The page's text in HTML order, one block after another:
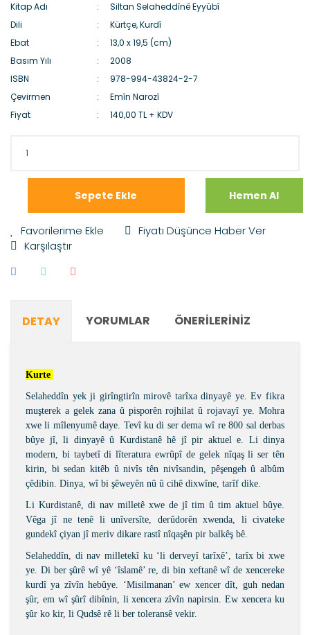
Kitap Adı
Siltan Selaheddînê Eyyûbî
Dili
Kürtçe, Kurdî
Ebat
13,0 x 19,5 (cm)
Basım Yılı
2008
ISBN
978-994-43824-2-7
Çevirmen
Emîn Narozî
Fiyat
140,00 TL + KDV
Sepete Ekle Hemen Al
Fiyatı Düşünce Haber Ver
Karşılaştır
DETAY YORUMLAR ÖNERILERINIZ
Kurte
Selaheddîn yek ji girîngtirîn mirovê tarîxa dinyayê ye. Ev fikra
muşterek a gelek zana û pisporên rojhilat û rojavayî ye. Mohra
xwe li mîlenyumê daye. Tevî ku di ser dema wî re 800 sal derbas
bûye jî, li dinyayê û Kurdistanê hê jî pir aktuel e. Li dinya
modern, bi taybetî di lîteratura ewrûpî de gelek nîqaş li ser tên
kirin, bi sedan kitêb û nivîs tên nivîsandin, pêşengeh û albûm
çêdibin. Dinya, wî bi şêweyên nû û cihê dixwîne, tarîf dike.
Li Kurdistanê, di nav milletê xwe de jî tim û tim aktuel bûye.
Vêga jî ne tenê li unîversîte, derûdorên xwenda, li civateke
gundekî çiyan jî meriv dikare rastî nîqaşên pir balkêş bê.
Selaheddîn, di nav milletekî ku ‘li derveyî tarîxê’, tarîx bi xwe
ye. Di ber şûrê wî yê ‘îslamê’ re, di bin xeftanê wî de xencereke
kurdî ya zîvîn hebûye. ‘Misilmanan’ ew xencer dît, guh nedan
şûr, em wî şûrî dibînin, li xencera zîvîn napirsin. Ew xencera ku
şûr ko kir, li Qudsê rê li ber toleransê vekir.